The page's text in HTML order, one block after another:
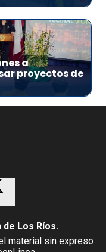
a
proyectos de
Los Ríos.
material sin expreso